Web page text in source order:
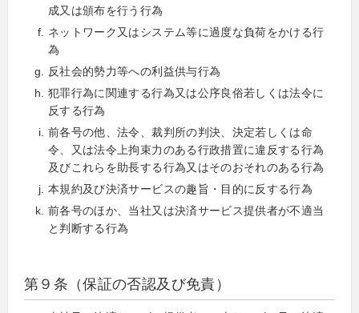
成又は頒布を行う行為
ネットワーク又はシステム等に過度な負荷をかける行
為
反社会的勢力等への利益供与行為
犯罪行為に関連する行為又は公序良俗若しくは法令に
反する行為
前各号の他、法令、裁判所の判決、決定若しくは命
令、又は法令上拘束力のある行政措置に違反する行為
及びこれらを助長する行為又はそのおそれのある行為
本規約及び決済サービスの趣旨・目的に反する行為
前各号のほか、当社又は決済サービス提供者が不適当
と判断する行為
第９条（保証の否認及び免責）